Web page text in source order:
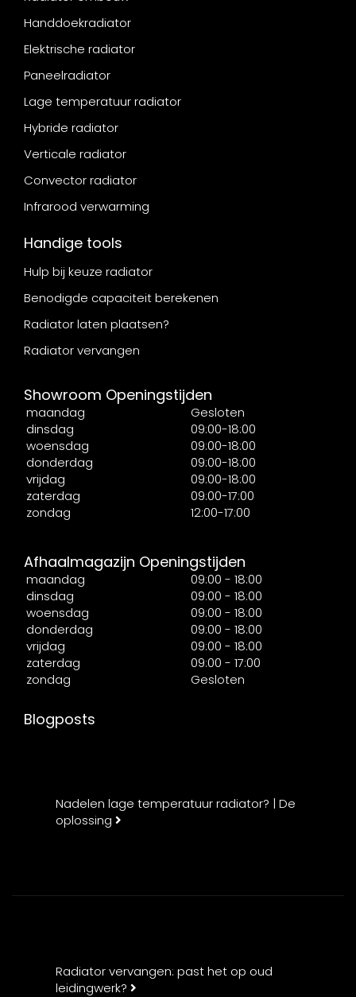
Handdoekradiator
Elektrische radiator
Paneelradiator
Lage temperatuur radiator
Hybride radiator
Verticale radiator
Convector radiator
Infrarood verwarming
Handige tools
Hulp bij keuze radiator
Benodigde capaciteit berekenen
Radiator laten plaatsen?
Radiator vervangen
Showroom Openingstijden
maandag
Gesloten
dinsdag
09:00-18:00
woensdag
09:00-18:00
donderdag
09:00-18:00
vrijdag
09:00-18:00
zaterdag
09:00-17:00
zondag
12:00-17:00
Afhaalmagazijn Openingstijden
maandag
09:00 - 18:00
dinsdag
09:00 - 18:00
woensdag
09:00 - 18:00
donderdag
09:00 - 18:00
vrijdag
09:00 - 18:00
zaterdag
09:00 - 17:00
zondag
Gesloten
Blogposts
Nadelen lage temperatuur radiator? | De
oplossing
Radiator vervangen: past het op oud
leidingwerk?